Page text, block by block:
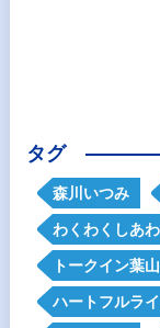
タグ
森川いつみ
わくわくしあ
トークイン葉山
ハートフルラ